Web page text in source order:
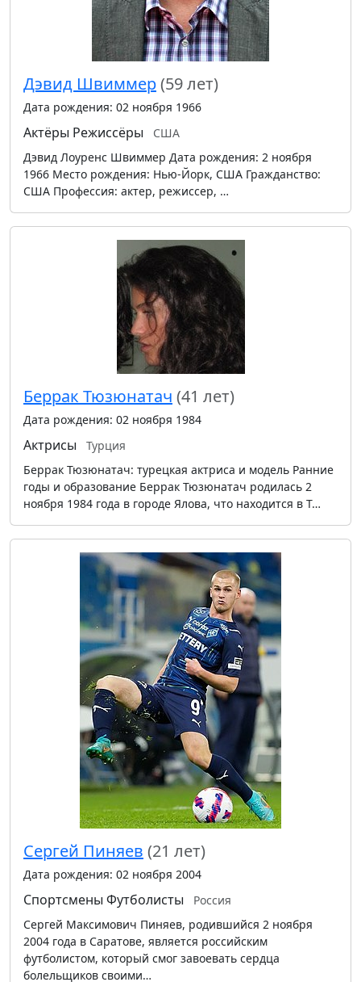
Дэвид Швиммер(59 лет)
Дата рождения: 02 ноября 1966
Актёры Режиссёры
США
Дэвид Лоуренс Швиммер Дата рождения: 2 ноября
1966 Место рождения: Нью-Йорк, США Гражданство:
США Профессия: актер, режиссер, …
Беррак Тюзюнатач (41 лет)
Дата рождения: 02 ноября 1984
Актрисы
Турция
Беррак Тюзюнатач: турецкая актриса и модель Ранние
годы и образование Беррак Тюзюнатач родилась 2
ноября 1984 года в городе Ялова, что находится в Т…
Сергей Пиняев (21 лет)
Дата рождения: 02 ноября 2004
Спортсмены Футболисты
Россия
Сергей Максимович Пиняев, родившийся 2 ноября
2004 года в Саратове, является российским
футболистом, который смог завоевать сердца
болельщиков своими…